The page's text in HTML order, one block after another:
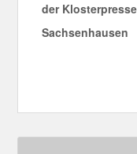
der
Sachsenhausen